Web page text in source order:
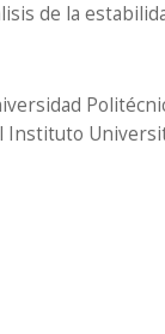
de la
Instituto